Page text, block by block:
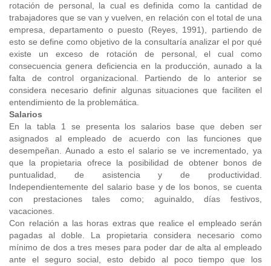
rotación de personal, la cual es definida como la cantidad de
trabajadores que se van y vuelven, en relación con el total de una
empresa, departamento o puesto (Reyes, 1991), partiendo de
esto se define como objetivo de la consultaría analizar el por qué
existe un exceso de rotación de personal, el cual como
consecuencia genera deficiencia en la producción, aunado a la
falta de control organizacional. Partiendo de lo anterior se
considera necesario definir algunas situaciones que faciliten el
entendimiento de la problemática.
Salarios
En la tabla 1 se presenta los salarios base que deben ser
asignados al empleado de acuerdo con las funciones que
desempeñan. Aunado a esto el salario se ve incrementado, ya
que la propietaria ofrece la posibilidad de obtener bonos de
puntualidad, de asistencia y de productividad.
Independientemente del salario base y de los bonos, se cuenta
con prestaciones tales como; aguinaldo, días festivos,
vacaciones.
Con relación a las horas extras que realice el empleado serán
pagadas al doble. La propietaria considera necesario como
mínimo de dos a tres meses para poder dar de alta al empleado
ante el seguro social, esto debido al poco tiempo que los